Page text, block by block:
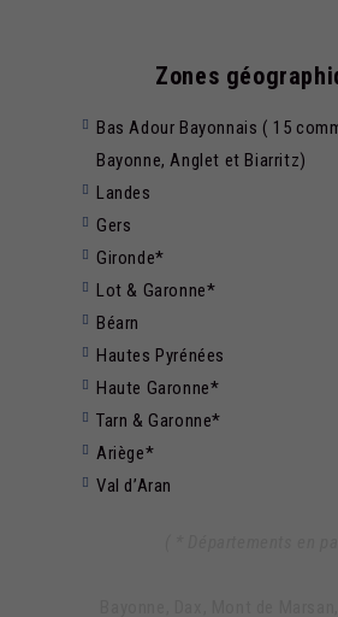
Zones
Bas Adour Bayonnais ( 15
Bayonne, Anglet et Biarritz)
Landes
Gers
Gironde*
Lot & Garonne*
Béarn
Hautes Pyrénées
Haute Garonne*
Tarn & Garonne*
Ariège*
Val d’Aran